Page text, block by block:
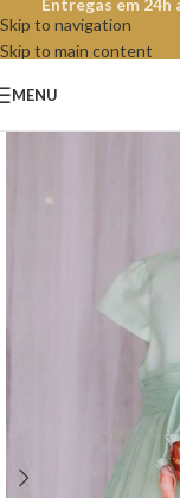
Skip to navigation
Skip to main content
Entregas em 24h
MENU